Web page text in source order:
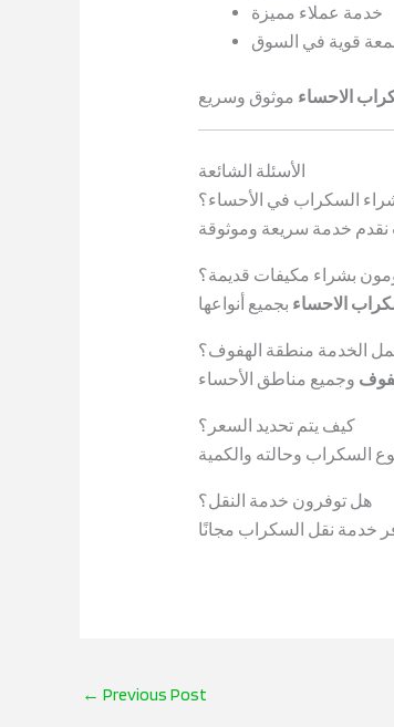
خدمة عملاء مميزة
قوية في السوق
الاحساء
الأسئلة الشائعة
السكراب في الأحساء؟
بشراء مكيفات قديمة؟
الاحساء
الخدمة منطقة الهفوف؟
كيف يتم تحديد السعر؟
هل توفرون خدمة النقل؟
← Previous Post